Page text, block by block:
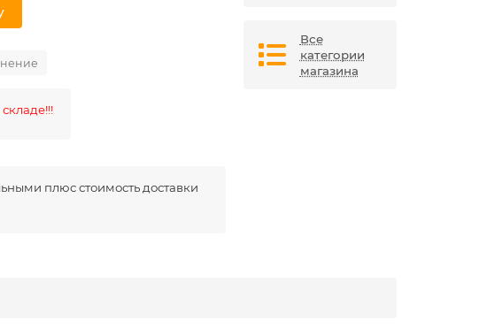
плюс стоимость доставки
Все
категории
магазина